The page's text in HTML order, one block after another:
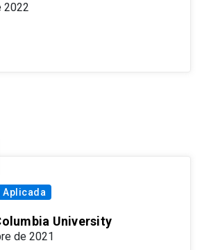
2022
University
de 2021